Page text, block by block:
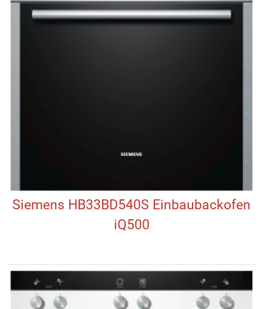
Siemens HB33BD540S Einbaubackofen
iQ500